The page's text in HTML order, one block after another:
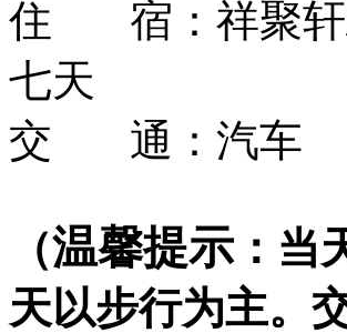
住 宿： 祥聚
七天
交 通： 汽车
（温馨提示：当
天以步行为主。